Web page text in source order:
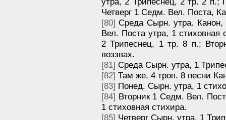
Четверг 1 Седм. Вел. Поста,
[80] Среда Сырн. утра.
Вел. Поста утра, 1
2 Трипеснец, 1 тр. 8 п.;
воззвах.
[81] Среда Сырн. утра, 1
[82] Там же, 4 троп. 8 песни
[83] Понед. Сырн. утра, 1
[84] Вторник 1 Седм. Вел.
1 стиховная стихира.
[85] Четверг Сырн. утра, 1